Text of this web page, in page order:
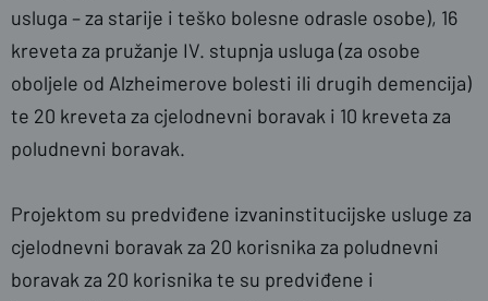
usluga – za starije i teško bolesne odrasle osobe), 16
kreveta za pružanje IV. stupnja usluga (za osobe
oboljele od Alzheimerove bolesti ili drugih demencija)
te 20 kreveta za cjelodnevni boravak i 10 kreveta za
poludnevni boravak.
Projektom su predviđene izvaninstitucijske usluge za
cjelodnevni boravak za 20 korisnika za poludnevni
boravak za 20 korisnika te su predviđene i